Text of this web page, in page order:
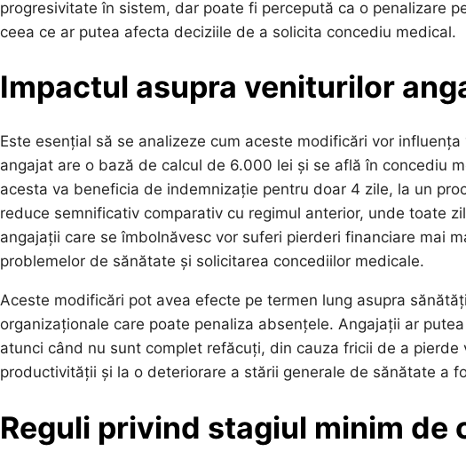
progresivitate în sistem, dar poate fi percepută ca o penalizare
ceea ce ar putea afecta deciziile de a solicita concediu medical.
Impactul asupra veniturilor
Este esențial să se analizeze cum aceste modificări vor
angajat are o bază de calcul de 6.000 lei și se află în concediu
acesta va beneficia de indemnizație pentru doar 4 zile, la un
reduce semnificativ comparativ cu regimul anterior, unde toate
angajații care se îmbolnăvesc vor suferi pierderi financiare mai
problemelor de sănătate și solicitarea concediilor medicale.
Aceste modificări pot avea efecte pe termen lung asupra
organizaționale care poate penaliza absențele. Angajații ar
atunci când nu sunt complet refăcuți, din cauza fricii de a
productivității și la o deteriorare a stării generale de sănătate a
Reguli privind stagiul minim de